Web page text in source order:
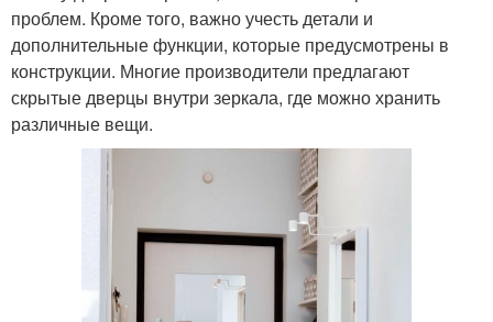
проблем. Кроме того, важно учесть детали и
дополнительные функции, которые предусмотрены в
конструкции. Многие производители предлагают
скрытые дверцы внутри зеркала, где можно хранить
различные вещи.